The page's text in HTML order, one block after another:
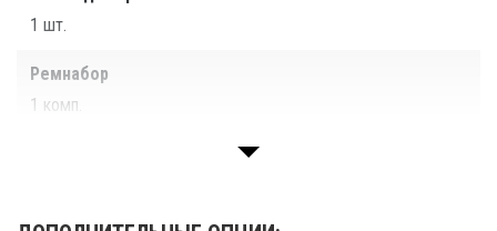
1 шт.
Ремнабор
1 комп.